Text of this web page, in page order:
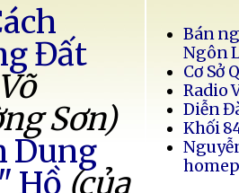
Đất
Sơn)
Dung
Hồ (của
Bán
Ngôn
Cơ Sở
Radio
Diễn
Khối